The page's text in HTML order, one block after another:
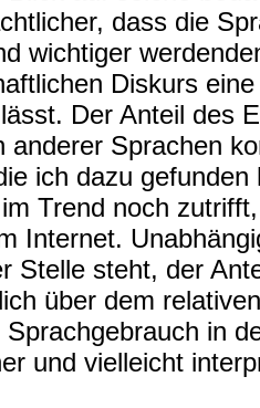
dass die
wichtiger
Diskurs
Der Anteil des
anderer Sprachen
ich dazu
Trend noch
Internet.
Stelle steht, der
über dem
Sprachgebrauch in
und vielleicht